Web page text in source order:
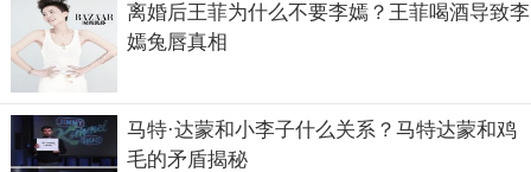
离婚后王菲为什么不要李嫣？王菲喝酒导致李
嫣兔唇真相
马特·达蒙和小李子什么关系？马特达蒙和鸡
毛的矛盾揭秘